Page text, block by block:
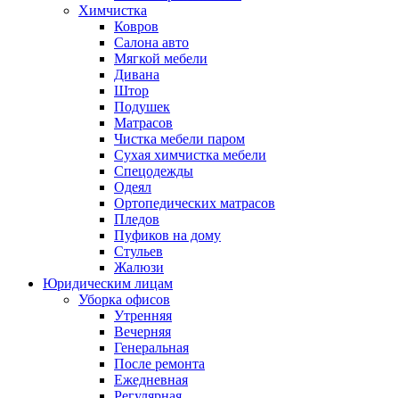
Химчистка
Ковров
Салона авто
Мягкой мебели
Дивана
Штор
Подушек
Матрасов
Чистка мебели паром
Сухая химчистка мебели
Спецодежды
Одеял
Ортопедических матрасов
Пледов
Пуфиков на дому
Стульев
Жалюзи
Юридическим лицам
Уборка офисов
Утренняя
Вечерняя
Генеральная
После ремонта
Ежедневная